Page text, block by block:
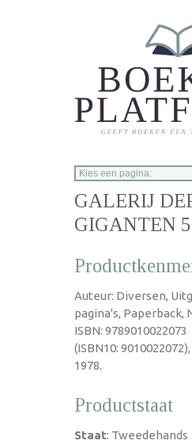
GALERIJ
GIGANTEN 5
Auteur: Diversen,
pagina's, Paperback,
ISBN: 9789010022073
(ISBN10:
1978.
Productstaat
Staat: Tweedehands